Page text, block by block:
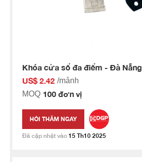
Khóa cửa sổ đa điểm - Đà Nẵng
US$ 2.42 /mảnh
MOQ 100 đơn vị
HỎI THĂM NGAY
Đã cập nhật vào 15 Th10 2025